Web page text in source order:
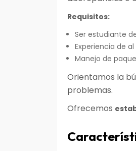
Requisitos:
Ser estudiante
Experiencia de
Manejo de
Orientamos la
problemas.
Ofrecemos